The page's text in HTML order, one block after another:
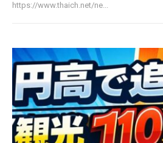
https://www.thaich.net/ne...